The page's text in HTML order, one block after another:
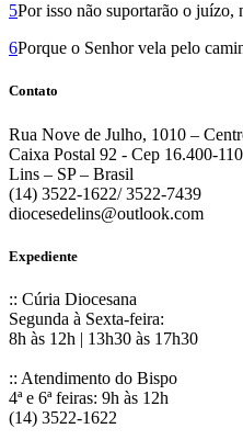
5Por isso não suportarão o juízo,
6Porque o Senhor vela pelo
Contato
Rua Nove de Julho, 1010 –
Caixa Postal 92 - Cep 16.400-110
Lins – SP – Brasil
(14) 3522-1622/ 3522-7439
diocesedelins@outlook.com
Expediente
:: Cúria Diocesana
Segunda à Sexta-feira:
8h às 12h | 13h30 às 17h30
:: Atendimento do Bispo
4ª e 6ª feiras: 9h às 12h
(14) 3522-1622